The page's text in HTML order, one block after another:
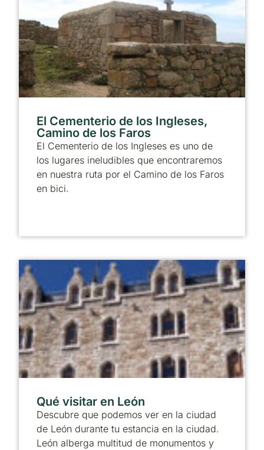
El Cementerio de los Ingleses,
Camino de los Faros
El Cementerio de los Ingleses es uno de
los lugares ineludibles que encontraremos
en nuestra ruta por el Camino de los Faros
en bici.
Qué visitar en León
Descubre que podemos ver en la ciudad
de León durante tu estancia en la ciudad.
León alberga multitud de monumentos y